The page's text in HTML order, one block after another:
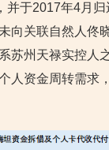
并于2017年4月
向关联自然人佟
苏州天禄实控人
人资金周转需求